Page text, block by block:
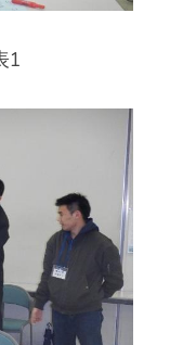
1